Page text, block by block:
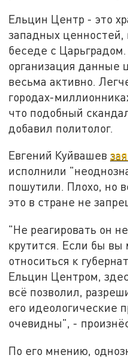
Ельцин Центр - это
западных ценностей,
беседе с
организация данные
весьма активно.
городах-
что подобный
добавил политолог.
Евгений Куйвашев
исполнили
пошутили. Плохо, но
это в стране не
"Не реагировать он
крутится. Если бы вы
относиться к
Ельцин Центром,
всё позволил,
его идеологические
очевидны", -
По его мнению,